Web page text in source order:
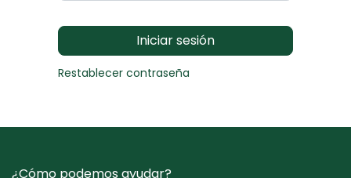
Iniciar sesión
Restablecer contraseña
¿Cómo podemos ayudar?